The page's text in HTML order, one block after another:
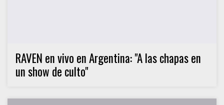
RAVEN en vivo en Argentina: "A las chapas en
un show de culto"